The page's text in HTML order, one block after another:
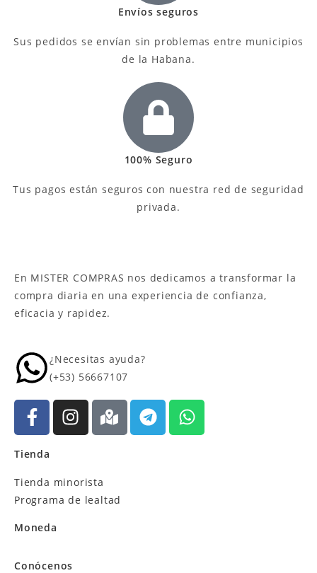
Envíos seguros
Sus pedidos se envían sin problemas entre municipios
de la Habana.
100% Seguro
Tus pagos están seguros con nuestra red de seguridad
privada.
En MISTER COMPRAS nos dedicamos a transformar la
compra diaria en una experiencia de confianza,
eficacia y rapidez.
¿Necesitas ayuda?
(+53) 56667107
Tienda
Tienda minorista
Programa de lealtad
Moneda
Conócenos